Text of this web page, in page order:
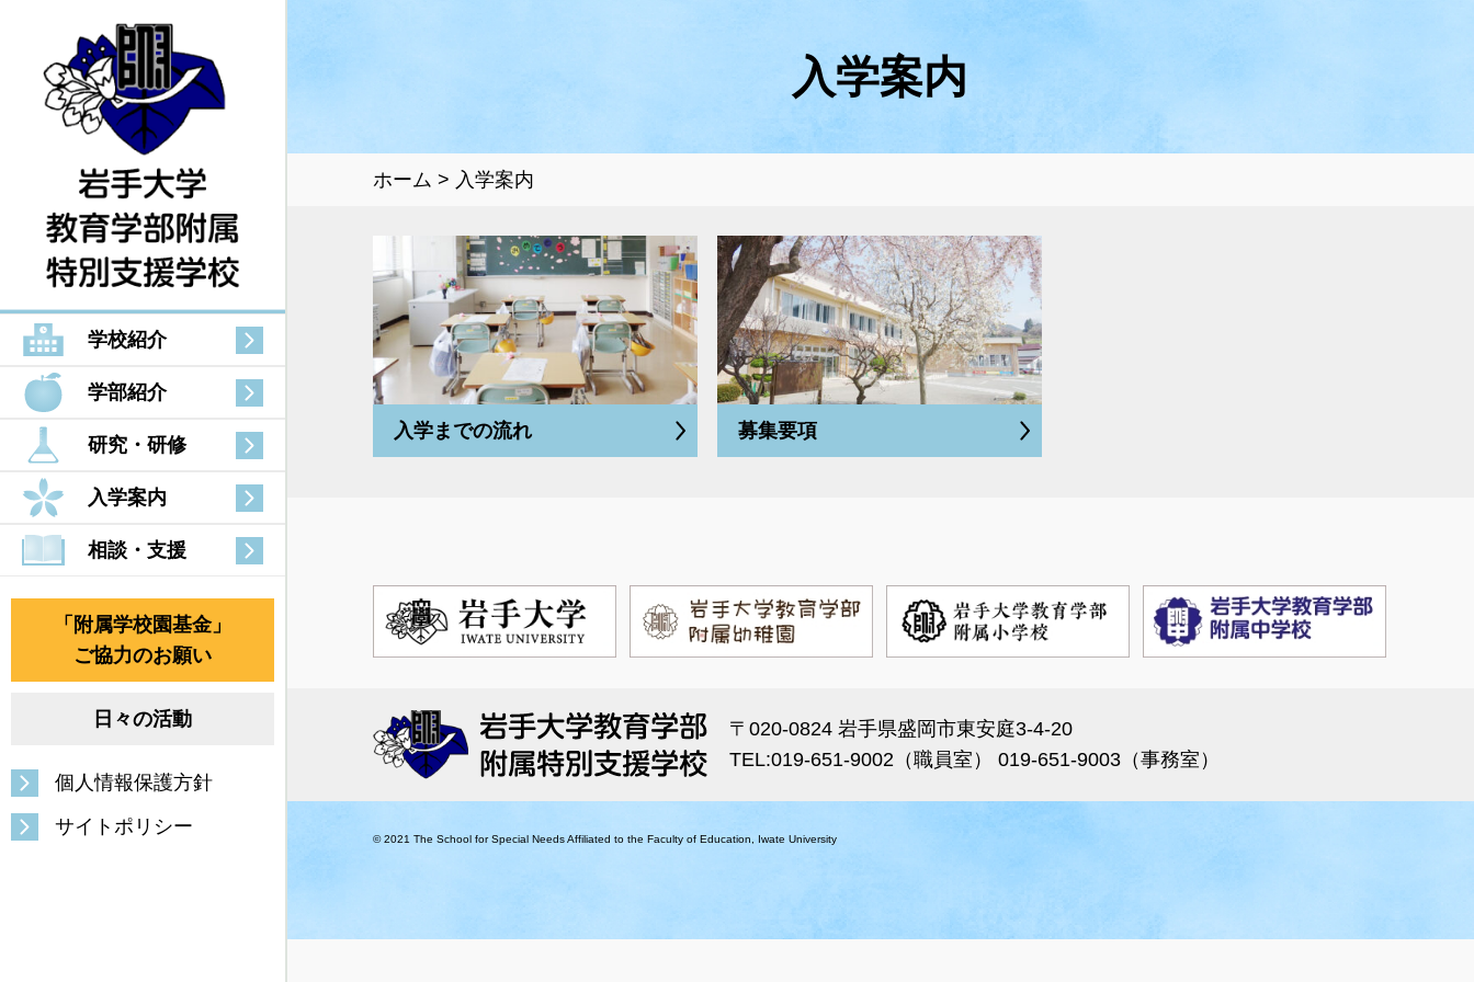
学校紹介
学部紹介
研究・研修
入学案内
相談・支援
「附属学校園基金」
ご協力のお願い
日々の活動
個人情報保護方針
サイトポリシー
入学案内
ホーム 入学案内
入学までの流れ 募集要項
〒020-0824 岩手県盛岡市東安庭3-4-20
TEL:019-651-9002（職員室） 019-651-9003（事務室）
© 2021 The School for Special Needs Affiliated to the Faculty of Education, Iwate University